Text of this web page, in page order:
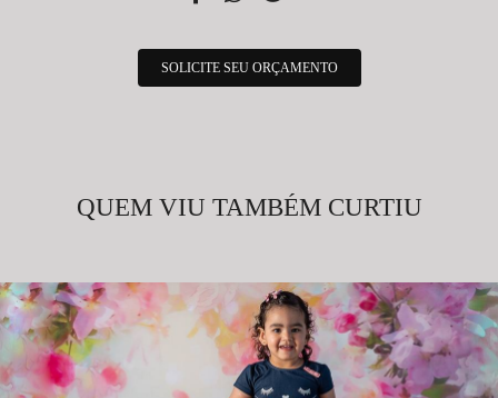
SOLICITE SEU ORÇAMENTO
QUEM VIU TAMBÉM CURTIU